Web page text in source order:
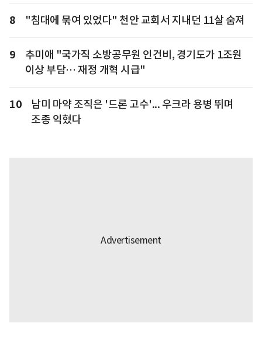
8 "침대에 묶여 있었다" 천안 교회서 지내던 11살 숨져
9
추미애 "국가직 소방공무원 인건비, 경기도가 1조원
이상 부담… 재정 개혁 시급"
10
남미 마약 조직은 '드론 고수'... 우크라 용병 뛰며
조종 익혔다